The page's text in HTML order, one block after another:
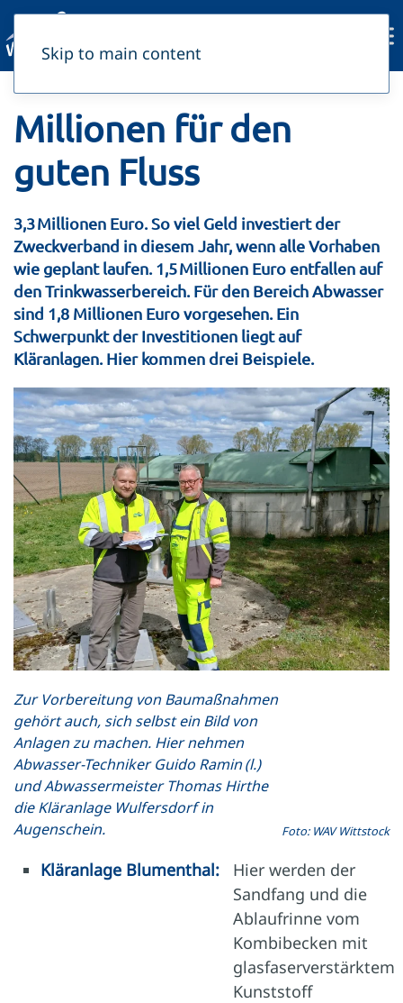
Skip to main content
Millionen für den
guten Fluss
3,3 Millionen Euro. So viel Geld investiert der
Zweckverband in diesem Jahr, wenn alle Vorhaben
wie geplant laufen. 1,5 Millionen Euro entfallen auf
den Trinkwasserbereich. Für den Bereich Abwasser
sind 1,8 Millionen Euro vorgesehen. Ein
Schwerpunkt der Investitionen liegt auf
Kläranlagen. Hier kommen drei Beispiele.
Zur Vorbereitung von Baumaßnahmen
gehört auch, sich selbst ein Bild von
Anlagen zu machen. Hier nehmen
Abwasser-Techniker Guido Ramin (l.)
und Abwassermeister Thomas Hirthe
die Kläranlage Wulfersdorf in
Augenschein.
Foto: WAV Wittstock
Kläranlage Blumenthal:
Hier werden der
Sandfang und die
Ablaufrinne vom
Kombibecken mit
glasfaserverstärktem
Kunststoff